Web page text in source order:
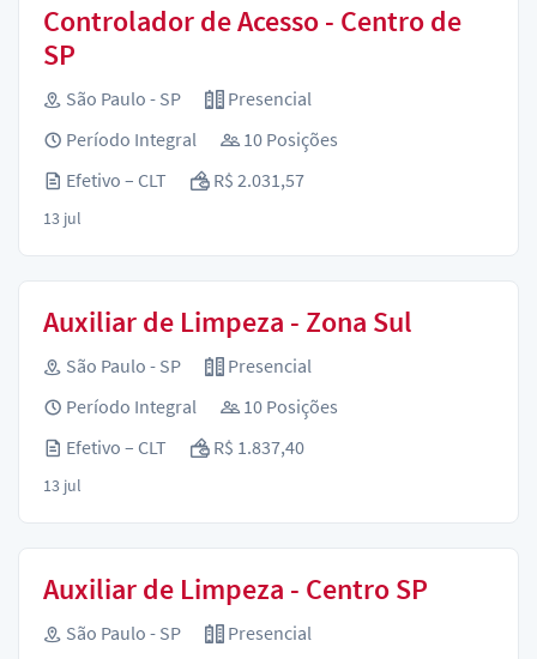
Controlador de Acesso - Centro de
SP
São Paulo - SP
Presencial
Período Integral
10 Posições
Efetivo – CLT
R$ 2.031,57
13 jul
Auxiliar de Limpeza - Zona Sul
São Paulo - SP
Presencial
Período Integral
10 Posições
Efetivo – CLT
R$ 1.837,40
13 jul
Auxiliar de Limpeza - Centro SP
São Paulo - SP
Presencial